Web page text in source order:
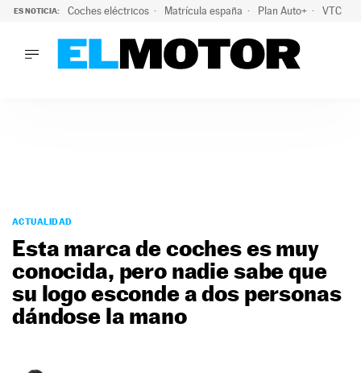
ES NOTICIA: Coches eléctricos Matrícula españa Plan Auto+ VTC
PODCAST
MOTOS
TECNOLOGÍA
SUPERCOCHES
MOTORTV
ACTUALIDAD
Esta marca de coches es muy
conocida, pero nadie sabe que
su logo esconde a dos personas
dándose la mano